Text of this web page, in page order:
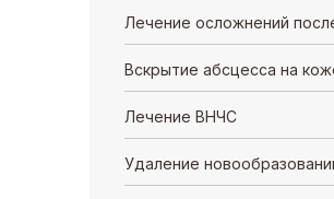
Лечение осложнений
Вскрытие абсцесса на
Лечение ВНЧС
Удаление